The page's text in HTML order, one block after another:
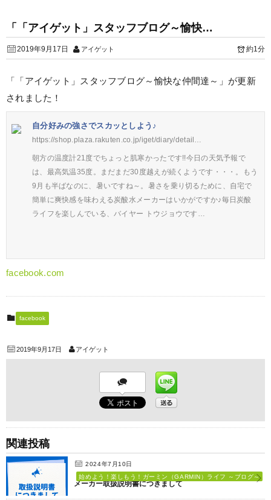
「「アイゲット」スタッフブログ～愉快…
2019年9月17日 アイゲット 約1分
「「アイゲット」スタッフブログ～愉快な仲間達～」が更新
されました！
自分好みの強さでスカッとしよう♪
https://shop.plaza.rakuten.co.jp/iget/diary/detail…
朝方の温度計21度でちょっと肌寒かったです!!今日の天気予報で
は、最高気温35度。まだまだ30度越えが続くようです・・・。もう
9月も半ばなのに、暑いですね～。暑さを乗り切るために、自宅で
簡単に爽快感を味わえる炭酸水メーカーはいかがですか♪毎日炭酸
ライフを楽しんでいる、バイヤー トウジョウです…
facebook.com
facebook
2019年9月17日 アイゲット
関連投稿
2024年7月10日
始めよう！楽しもう！ガーミン（GARMIN）ライフ ～ブログ～
メーカー取扱説明書につきまして